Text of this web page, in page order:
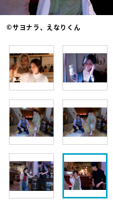
©サヨナラ、えなりくん